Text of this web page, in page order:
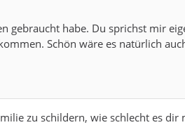
habe. Du sprichst mir
Schön wäre es natürlich
zu schildern, wie schlecht es